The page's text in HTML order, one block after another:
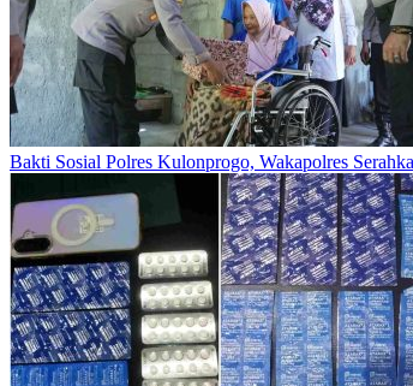
Bakti Sosial Polres Kulonprogo, Wakapolres